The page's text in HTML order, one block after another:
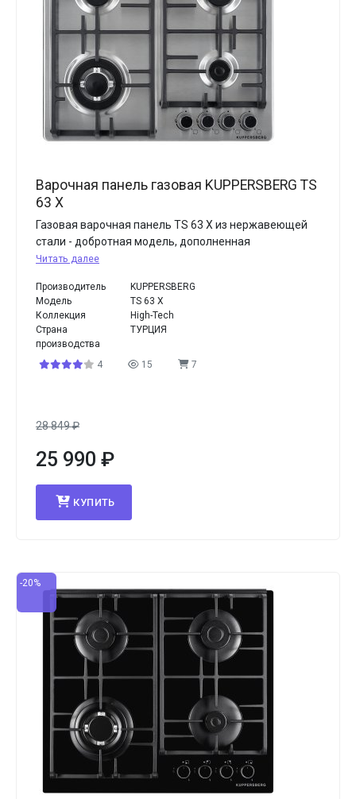
Варочная панель газовая KUPPERSBERG TS
63 X
Газовая варочная панель TS 63 X из нержавеющей
стали - добротная модель, дополненная
Читать далее
Производитель
KUPPERSBERG
Модель
TS 63 X
Коллекция
High-Tech
Страна
производства
ТУРЦИЯ
4 15 7
28 849₽
25 990 ₽
КУПИТЬ
-20%